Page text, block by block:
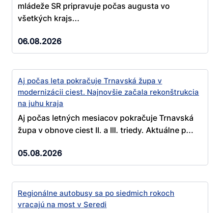
mládeže SR pripravuje počas augusta vo
všetkých krajs...
06.08.2026
Aj počas leta pokračuje Trnavská župa v
modernizácii ciest. Najnovšie začala rekonštrukcia
na juhu kraja
Aj počas letných mesiacov pokračuje Trnavská
župa v obnove ciest II. a III. triedy. Aktuálne p...
05.08.2026
Regionálne autobusy sa po siedmich rokoch
vracajú na most v Seredi